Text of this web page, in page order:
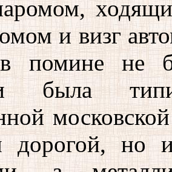
и визг
помине не
была
дорогой, но